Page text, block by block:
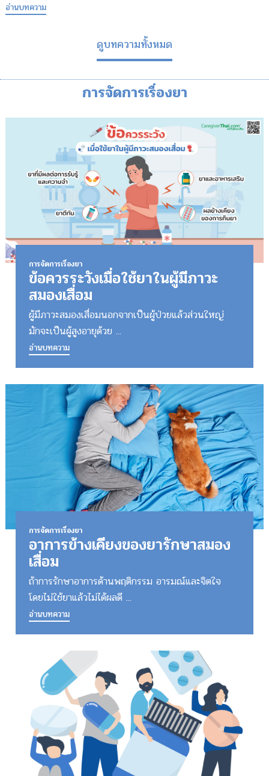
อ่านบทความ
ดูบทความทั้งหมด
การจัดการเรื่องยา
การจัดการเรื่องยา
ข้อควรระวังเมื่อใช้ยาในผู้มีภาวะ
สมองเสื่อม
ผู้มีภาวะสมองเสื่อมนอกจากเป็นผู้ป่วยแล้วส่วนใหญ่
มักจะเป็นผู้สูงอายุด้วย ...
อ่านบทความ
การจัดการเรื่องยา
อาการข้างเคียงของยารักษาสมอง
เสื่อม
ถ้าการรักษาอาการด้านพฤติกรรม อารมณ์และจิตใจ
โดยไม่ใช้ยาแล้วไม่ได้ผลดี ...
อ่านบทความ